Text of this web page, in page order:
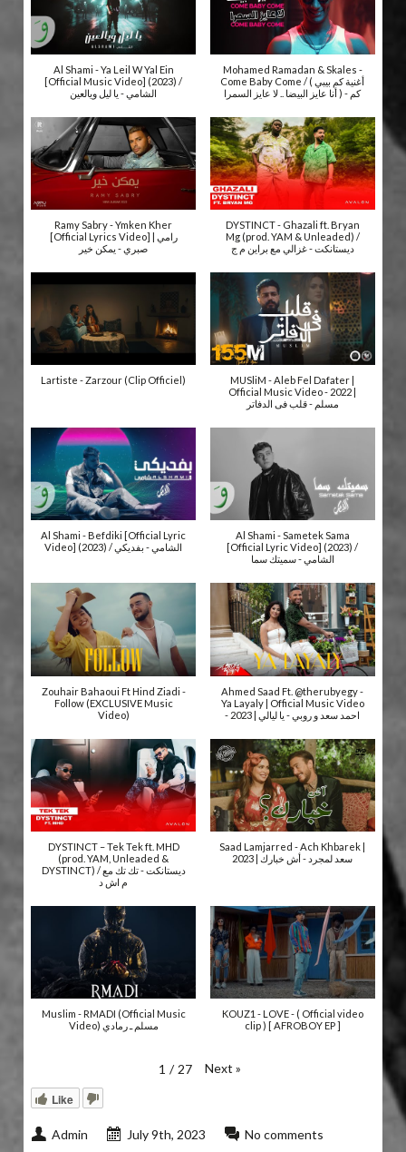
Al Shami - Ya Leil W Yal Ein
[Official Music Video] (2023) /
الشامي - يا ليل ويالعين
Mohamed Ramadan & Skales -
Come Baby Come / ( أغنية كم بيبي
كم - ( أنا عايز البيضا .. لا عايز السمرا
Ramy Sabry - Ymken Kher
[Official Lyrics Video] | رامي
صبري - يمكن خير
DYSTINCT - Ghazali ft. Bryan
Mg (prod. YAM & Unleaded) /
ديستانكت - غزالي مع براين م ج
Lartiste - Zarzour (Clip Officiel)
MUSliM - Aleb Fel Dafater |
Official Music Video - 2022 |
مسلم - قلب فى الدفاتر
Al Shami - Befdiki [Official Lyric
Video] (2023) / الشامي - بفديكي
Al Shami - Sametek Sama
[Official Lyric Video] (2023) /
الشامي - سميتك سما
Zouhair Bahaoui Ft Hind Ziadi -
Follow (EXCLUSIVE Music
Video)
Ahmed Saad Ft. @therubyegy -
Ya Layaly | Official Music Video
- 2023 | احمد سعد و روبي - يا ليالي
DYSTINCT – Tek Tek ft. MHD
(prod. YAM, Unleaded &
DYSTINCT) / ديستانكت - تك تك مع
م اش د
Saad Lamjarred - Ach Khbarek |
2023 | سعد لمجرد - أش خبارك
Muslim - RMADI (Official Music
Video) مسلم ـ رمادي
KOUZ1 - LOVE - ( Official video
clip ) [ AFROBOY EP ]
1 / 27 Next »
Like
Admin July 9th, 2023 No comments